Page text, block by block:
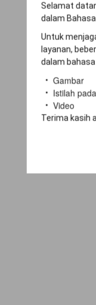
Selamat
dalam
Untuk
layanan,
dalam
Gambar
Istilah
Video
Terima kasih